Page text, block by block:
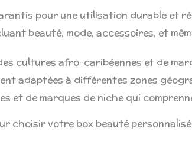
pour une utilisation durable et
beauté, mode, accessoires, et
cultures afro-caribéennes et de
adaptées à différentes zones
et de marques de niche qui
choisir votre box beauté